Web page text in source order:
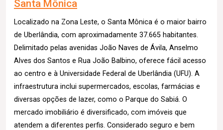
Santa Mônica
Localizado na Zona Leste, o Santa Mônica é o maior bairro
de Uberlândia, com aproximadamente 37.665 habitantes.
Delimitado pelas avenidas João Naves de Ávila, Anselmo
Alves dos Santos e Rua João Balbino, oferece fácil acesso
ao centro e à Universidade Federal de Uberlândia (UFU). A
infraestrutura inclui supermercados, escolas, farmácias e
diversas opções de lazer, como o Parque do Sabiá. O
mercado imobiliário é diversificado, com imóveis que
atendem a diferentes perfis. Considerado seguro e bem